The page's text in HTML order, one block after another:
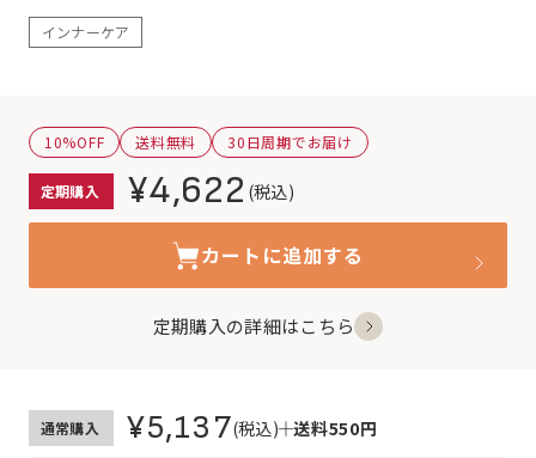
インナーケア
10%OFF 送料無料 30日周期でお届け
定期購入 ¥4,622 (税込)
カートに追加する
定期購入の詳細はこちら
通常購入 ¥5,137(税込) 送料550円